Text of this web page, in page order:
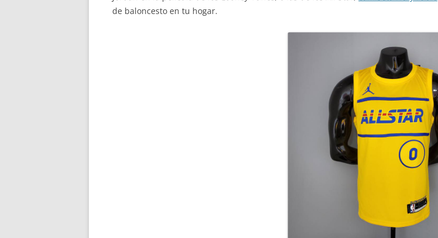
de baloncesto en tu hogar.